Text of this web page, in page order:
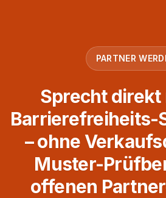
PARTNER
Sprecht direkt
Barrierefreiheits-
– ohne
Muster-
offenen